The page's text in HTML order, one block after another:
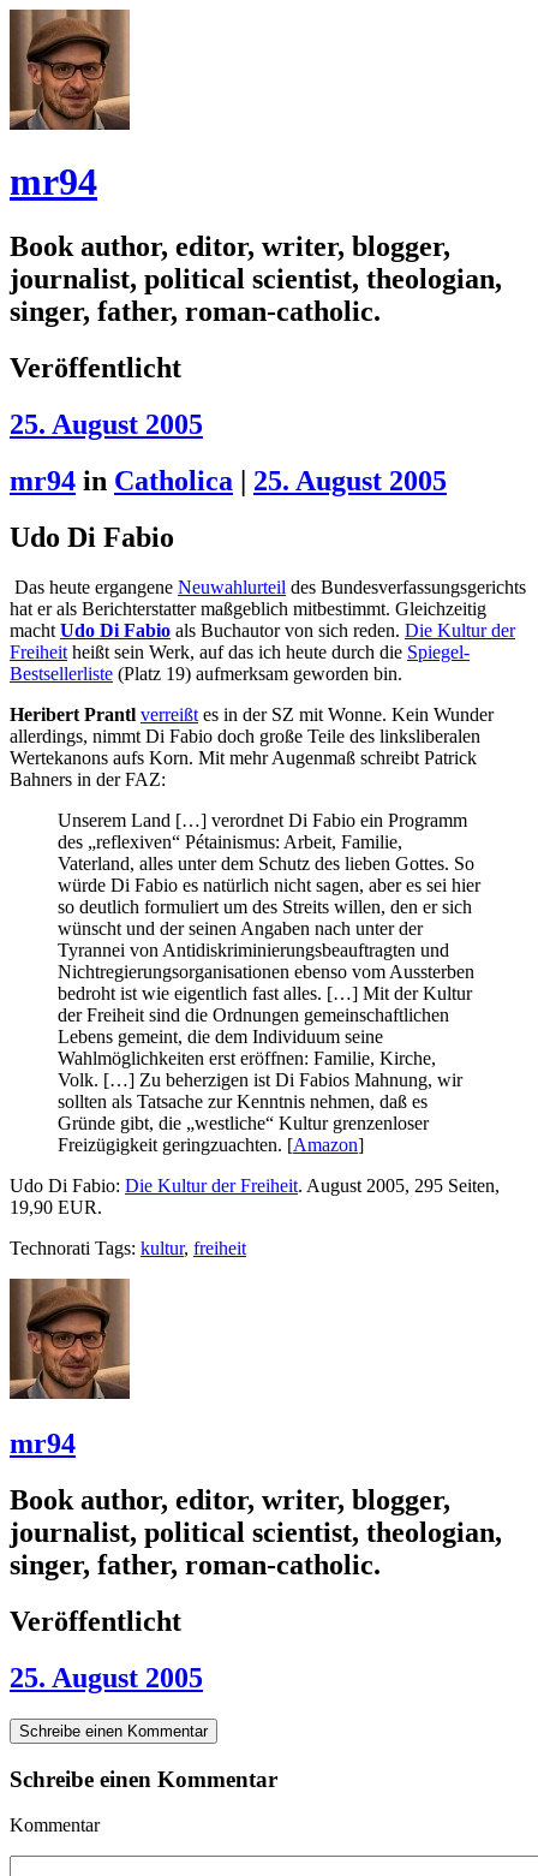
mr94
Book author, editor, writer, blogger,
journalist, political scientist, theologian,
singer, father, roman-catholic.
Veröffentlicht
25. August 2005
mr94 in Catholica | 25. August 2005
Udo Di Fabio
Das heute ergangene Neuwahlurteil des Bundesverfassungsgerichts
hat er als Berichterstatter maßgeblich mitbestimmt. Gleichzeitig
machtUdo Di Fabio als Buchautor von sich reden. Die Kultur der
Freiheitheißt sein Werk, auf das ich heute durch die Spiegel-
Bestsellerliste (Platz 19) aufmerksam geworden bin.
Heribert Prantl verreißtes in der SZ mit Wonne. Kein Wunder
allerdings, nimmt Di Fabio doch große Teile des linksliberalen
Wertekanons aufs Korn. Mit mehr Augenmaß schreibt Patrick
Bahners in der FAZ:
Unserem Land […] verordnet Di Fabio ein Programm
des „reflexiven“ Pétainismus: Arbeit, Familie,
Vaterland, alles unter dem Schutz des lieben Gottes. So
würde Di Fabio es natürlich nicht sagen, aber es sei hier
so deutlich formuliert um des Streits willen, den er sich
wünscht und der seinen Angaben nach unter der
Tyrannei von Antidiskriminierungsbeauftragten und
Nichtregierungsorganisationen ebenso vom Aussterben
bedroht ist wie eigentlich fast alles. […] Mit der Kultur
der Freiheit sind die Ordnungen gemeinschaftlichen
Lebens gemeint, die dem Individuum seine
Wahlmöglichkeiten erst eröffnen: Familie, Kirche,
Volk. […] Zu beherzigen ist Di Fabios Mahnung, wir
sollten als Tatsache zur Kenntnis nehmen, daß es
Gründe gibt, die „westliche“ Kultur grenzenloser
Freizügigkeit geringzuachten. [Amazon]
Udo Di Fabio: Die Kultur der Freiheit. August 2005, 295 Seiten,
19,90 EUR.
Technorati Tags: kultur, freiheit
mr94
Book author, editor, writer, blogger,
journalist, political scientist, theologian,
singer, father, roman-catholic.
Veröffentlicht
25. August 2005
Schreibe einen Kommentar
Schreibe einen Kommentar
Kommentar